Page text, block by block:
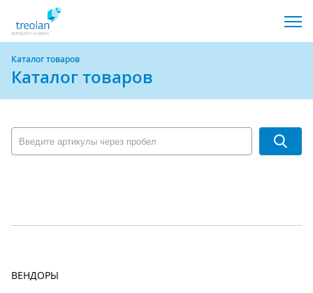
Каталог товаров
Каталог товаров
ВЕНДОРЫ